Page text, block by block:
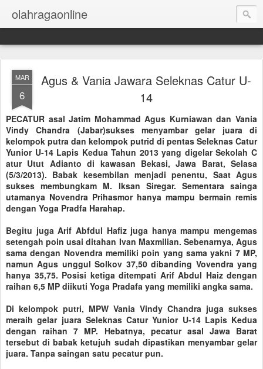
olahragaonline
MAR
6
Agus & Vania Jawara Seleknas Catur U-
14
PECATUR asal Jatim Mohammad Agus Kurniawan dan Vania
Vindy Chandra (Jabar)sukses menyambar gelar juara di
kelompok putra dan kelompok putrid di pentas Seleknas Catur
Yunior U-14 Lapis Kedua Tahun 2013 yang digelar Sekolah C
atur Utut Adianto di kawasan Bekasi, Jawa Barat, Selasa
(5/3/2013). Babak kesembilan menjadi penentu, Saat Agus
sukses membungkam M. Iksan Siregar. Sementara sainga
utamanya Novendra Prihasmor hanya mampu bermain remis
dengan Yoga Pradfa Harahap.
Begitu juga Arif Abfdul Hafiz juga hanya mampu mengemas
setengah poin usai ditahan Ivan Maxmilian. Sebenarnya, Agus
sama dengan Novendra memiliki poin yang sama yakni 7 MP,
namun Agus unggul Solkov 37,50 dibanding Vovendra yang
hanya 35,75. Posisi ketiga ditempati Arif Abdul Haiz dengan
raihan 6,5 MP diikuti Yoga Pradafa yang memiliki angka sama.
Di kelompok putri, MPW Vania Vindy Chandra juga sukses
meraih gelar juara Seleknas Catur Yunior U-14 Lapis Kedua
dengan raihan 7 MP. Hebatnya, pecatur asal Jawa Barat
tersebut di babak ketujuh sudah dipastikan menyambar gelar
juara. Tanpa saingan satu pecatur pun.